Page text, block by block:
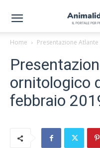
Home Presentazione
ornitologico
febbraio